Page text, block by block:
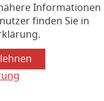
Informationen
finden Sie in
Lizenzen
Minuten
der Seite